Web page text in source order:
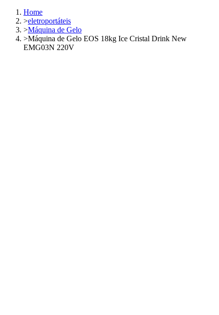
Home
>eletroportáteis
>Máquina de Gelo
>Máquina de Gelo EOS 18kg Ice Cristal Drink New
EMG03N 220V